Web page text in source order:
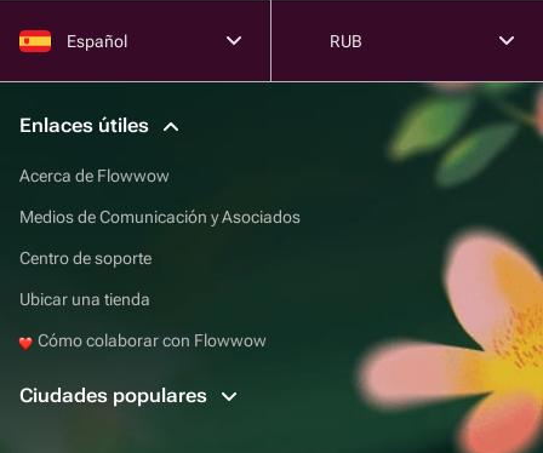
Español RUB
Enlaces útiles
Acerca de Flowwow
Medios de Comunicación y Asociados
Centro de soporte
Ubicar una tienda
Cómo colaborar con Flowwow
Ciudades populares